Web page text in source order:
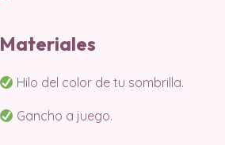
Materiales
Hilo del color de tu sombrilla.
Gancho a juego.